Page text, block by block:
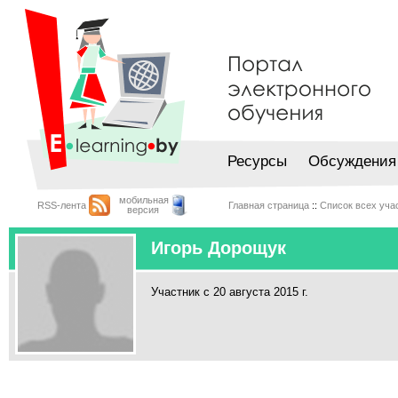
Ресурсы Обсуждения
RSS-лента
мобильная
версия
Главная страница :: Список всех
Игорь Дорощук
Участник с 20 августа 2015 г.